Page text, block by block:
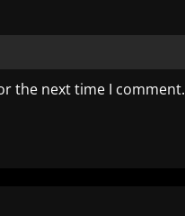
the next time I comment.